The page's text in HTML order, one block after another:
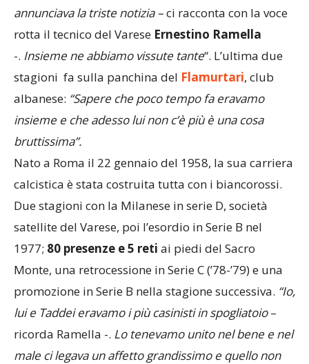
annunciava la triste notizia –ci racconta con la voce
rotta il tecnico del Varese Ernestino Ramella
-. Insieme ne abbiamo vissute tante“. L’ultima due
stagioni fa sulla panchina del Flamurtari, club
albanese: “Sapere che poco tempo fa eravamo
insieme e che adesso lui non c’è più è una cosa
bruttissima”.
Nato a Roma il 22 gennaio del 1958, la sua carriera
calcistica è stata costruita tutta con i biancorossi.
Due stagioni con la Milanese in serie D, società
satellite del Varese, poi l’esordio in Serie B nel
1977; 80 presenze e 5 reti ai piedi del Sacro
Monte, una retrocessione in Serie C (’78-’79) e una
promozione in Serie B nella stagione successiva. “Io,
lui e Taddei eravamo i più casinisti in spogliatoio–
ricorda Ramella -. Lo tenevamo unito nel bene e nel
male ci legava un affetto grandissimo e quello non